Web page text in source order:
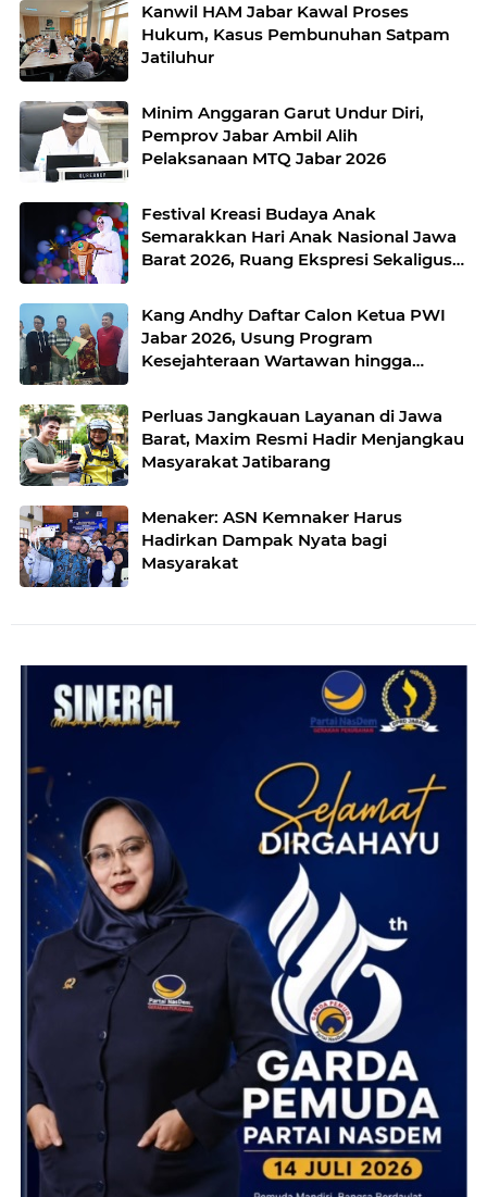
Kanwil HAM Jabar Kawal Proses
Hukum, Kasus Pembunuhan Satpam
Jatiluhur
Minim Anggaran Garut Undur Diri,
Pemprov Jabar Ambil Alih
Pelaksanaan MTQ Jabar 2026
Festival Kreasi Budaya Anak
Semarakkan Hari Anak Nasional Jawa
Barat 2026, Ruang Ekspresi Sekaligus
Kang Andhy Daftar Calon Ketua PWI
Jabar 2026, Usung Program
Kesejahteraan Wartawan hingga
Perluas Jangkauan Layanan di Jawa
Barat, Maxim Resmi Hadir Menjangkau
Masyarakat Jatibarang
Menaker: ASN Kemnaker Harus
Hadirkan Dampak Nyata bagi
Masyarakat